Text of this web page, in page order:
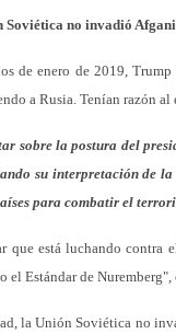
Soviética no invadió
de enero de 2019,
a Rusia. Tenían razón al
sobre la postura del
su interpretación de
para combatir el
que está luchando contra
el Estándar de
la Unión Soviética no